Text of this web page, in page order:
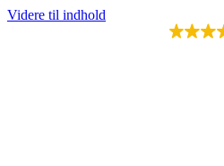
Videre til indhold